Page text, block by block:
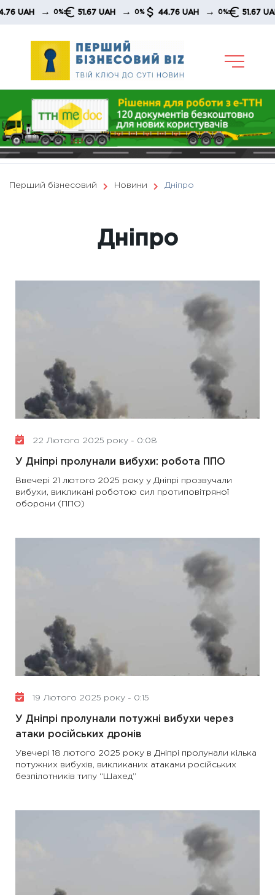
Skip
→ 0% 51.67 UAH → 0% 44.76 UAH → 0% 51.67 UAH →
Перший бізнесовий Новини Дніпро
Дніпро
22 Лютого 2025 року - 0:08
У Дніпрі пролунали вибухи: робота ППО
Ввечері 21 лютого 2025 року у Дніпрі прозвучали
вибухи, викликані роботою сил протиповітряної
оборони (ППО)
19 Лютого 2025 року - 0:15
У Дніпрі пролунали потужні вибухи через
атаки російських дронів
Увечері 18 лютого 2025 року в Дніпрі пролунали кілька
потужних вибухів, викликаних атаками російських
безпілотників типу “Шахед”